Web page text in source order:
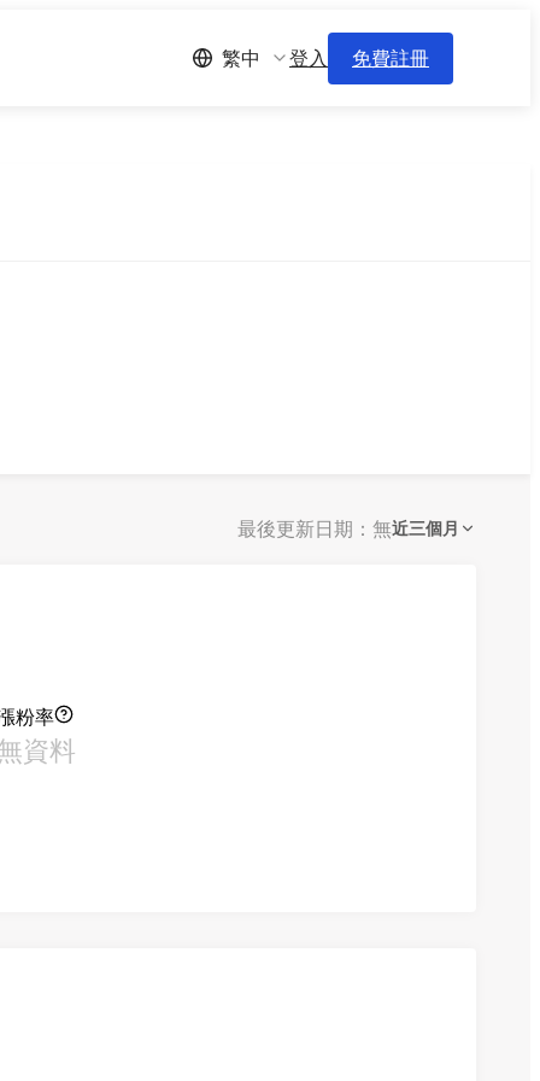
繁中 登入 免費註冊
最後更新日期：無近三個月
粉率
資料